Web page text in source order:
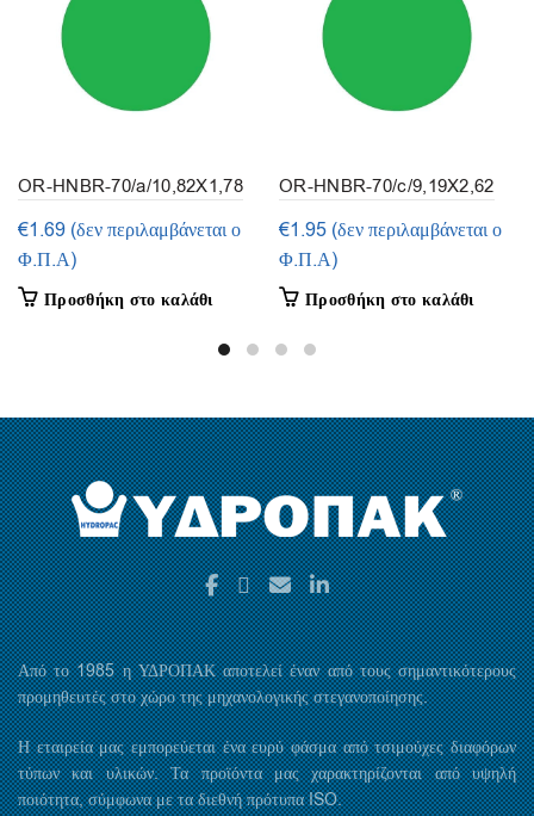
OR-HNBR-70/a/10,82X1,78
(συσκευασία 15τεμ.)
€1.69 (δεν περιλαμβάνεται ο
Φ.Π.Α)
Προσθήκη στο καλάθι
OR-HNBR-70/c/9,19X2,62
(συσκευασία 10τμ.)
€1.95 (δεν περιλαμβάνεται ο
Φ.Π.Α)
Προσθήκη στο καλάθι
Από το 1985 η ΥΔΡΟΠΑΚ αποτελεί έναν από τους σημαντικότερους
προμηθευτές στο χώρο της μηχανολογικής στεγανοποίησης.
Η εταιρεία μας εμπορεύεται ένα ευρύ φάσμα από τσιμούχες διαφόρων
τύπων και υλικών. Τα προϊόντα μας χαρακτηρίζονται από υψηλή
ποιότητα, σύμφωνα με τα διεθνή πρότυπα ISO.